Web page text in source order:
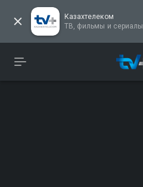
Казахтелеком
ТВ, фильмы и сериалы